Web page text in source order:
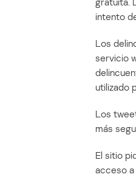
intento
Los
servicio
utilizado
Los
más
El sitio
acceso a